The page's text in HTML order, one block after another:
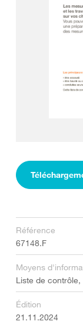
Référence
67148.F
Moyens
Liste de contrôle,
Édition
21.11.2024